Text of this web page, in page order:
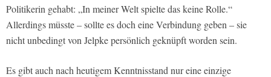
Politikerin gehabt: „In meiner Welt spielte das keine Rolle.“
Allerdings müsste – sollte es doch eine Verbindung geben – sie
nicht unbedingt von Jelpke persönlich geknüpft worden sein.
Es gibt auch nach heutigem Kenntnisstand nur eine einzige